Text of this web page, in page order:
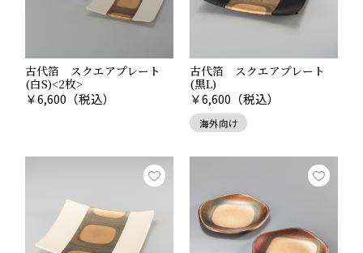
友人・知人へ
相場：3,000円〜5,000円程度
親しい友人や知人には、センスが光る実用的なアイテム
が人気。重すぎず、気を遣わせない価格帯が一般的で
箸・箸置きセット 華おぼろ <朱>
1本ずつに2つの加飾技法を組みあわせた市松模様が目を
引くお箸と、もみ散らしのおぼろげな雰囲気の箸置き
が、食卓を華やかに彩ります。
古代箔 スクエアプレート
(白S)<2枚>
￥6,600 （税込）
古代箔 スクエアプレート
(黒L)
￥6,600 （税込）
海外向け